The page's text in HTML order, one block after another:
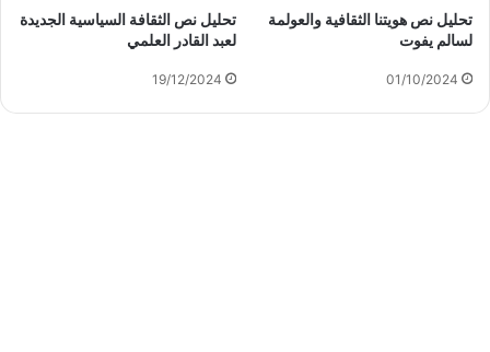
تحليل نص هويتنا الثقافية والعولمة
لسالم يفوت
01/10/2024
تحليل نص الثقافة السياسية الجديدة
لعبد القادر العلمي
19/12/2024